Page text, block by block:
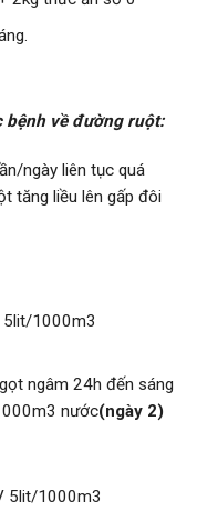
bệnh về đường ruột:
ngày liên tục quá
tăng liều lên gấp đôi
5lit/1000m3
ngâm 24h đến sáng
nước(ngày 2)
5lit/1000m3